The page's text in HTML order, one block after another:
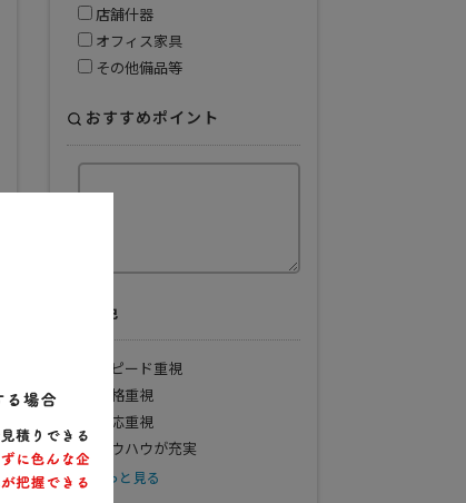
店舗什器
オフィス家具
その他備品等
おすすめポイント
特色
スピード重視
価格重視
対応重視
ノウハウが充実
もっと見る